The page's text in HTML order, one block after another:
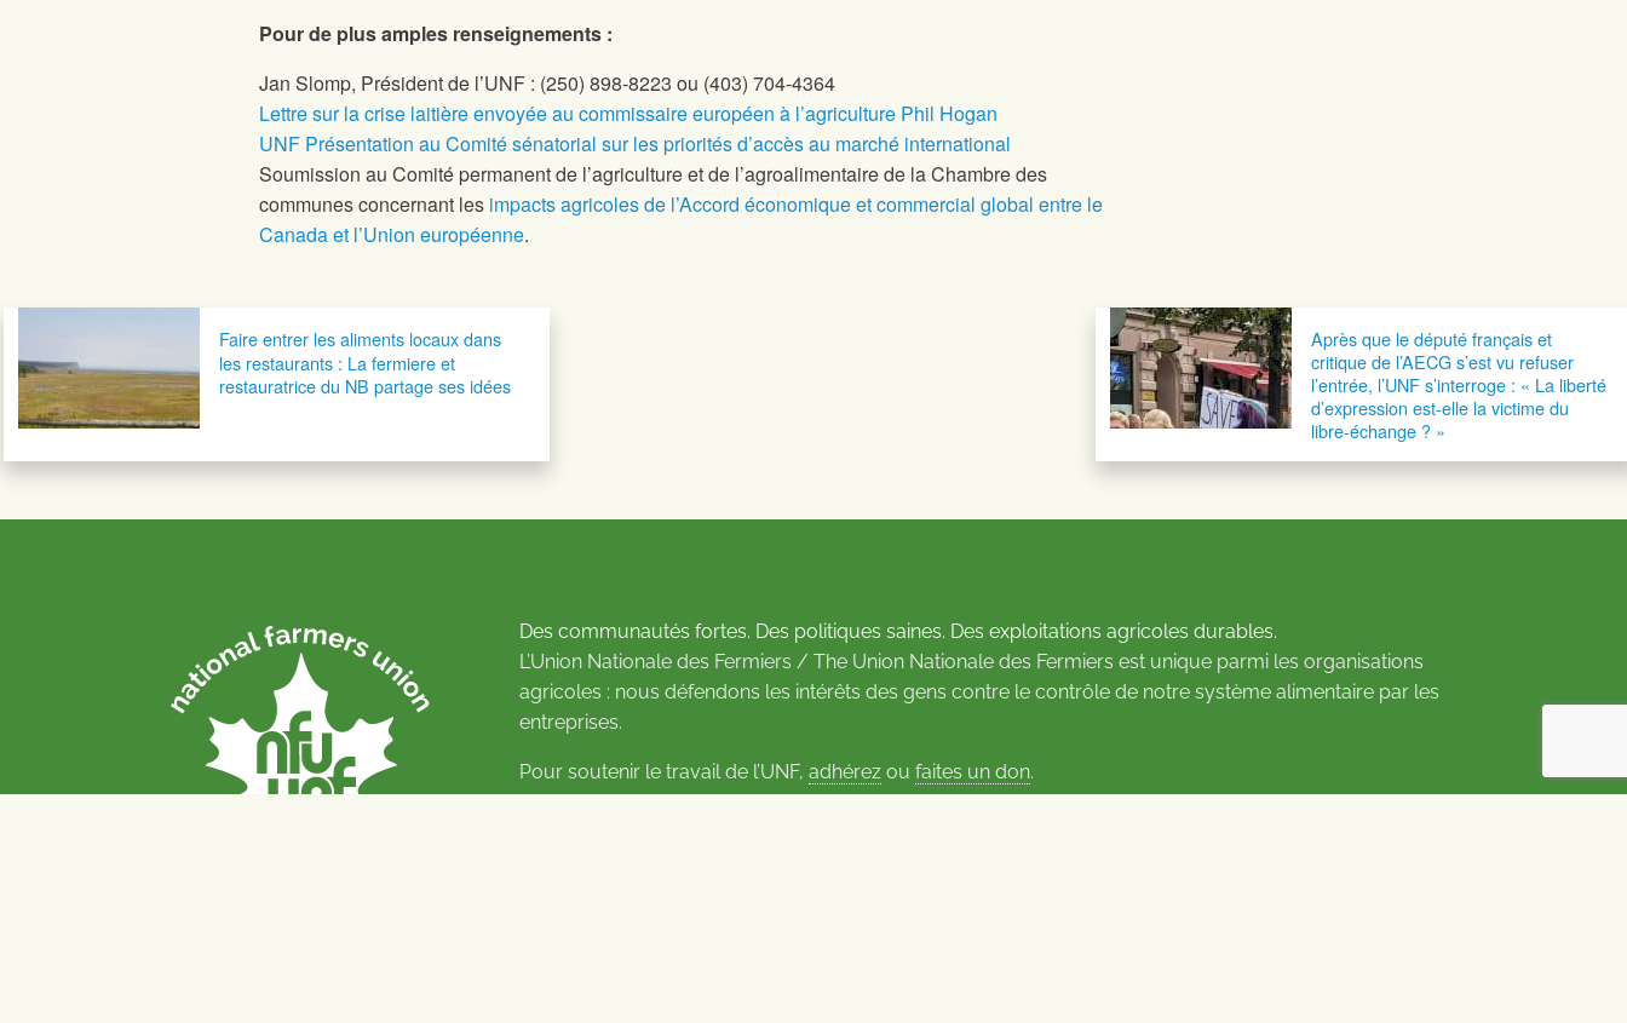
Pour de plus amples renseignements :
Jan Slomp, Président de l’UNF : (250) 898-8223 ou (403) 704-4364
Lettre sur la crise laitière envoyée au commissaire européen à l’agriculture Phil Hogan
UNF Présentation au Comité sénatorial sur les priorités d’accès au marché international
Soumission au Comité permanent de l’agriculture et de l’agroalimentaire de la Chambre des
communes concernant les impacts agricoles de l’Accord économique et commercial global entre le
Canada et l’Union européenne.
Navigation postaleFaire entrer les aliments locaux dans
les restaurants : La fermiere et
restauratrice du NB partage ses idées
Après que le député français et
critique de l’AECG s’est vu refuser
l’entrée, l’UNF s’interroge : « La liberté
d’expression est-elle la victime du
libre-échange ? »
Des communautés fortes. Des politiques saines. Des exploitations agricoles durables.
L’Union Nationale des Fermiers / The Union Nationale des Fermiers est unique parmi les organisations
agricoles : nous défendons les intérêts des gens contre le contrôle de notre système alimentaire par les
entreprises.
Pour soutenir le travail de l’UNF, adhérez ou faites un don.